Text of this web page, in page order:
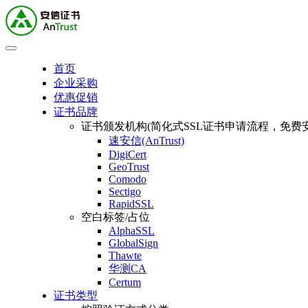
首页
企业采购
优惠促销
证书品牌
证书颁发机构(简化式SSL证书申请流程，免费
速安信(AnTrust)
DigiCert
GeoTrust
Comodo
Sectigo
RapidSSL
空白标签/占位
AlphaSSL
GlobalSign
Thawte
华测CA
Certum
证书类型